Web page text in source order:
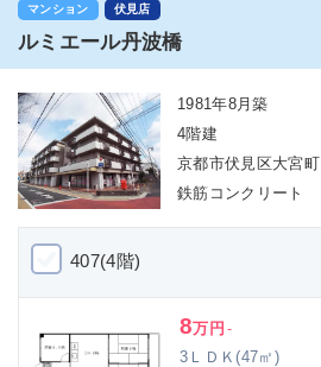
マンション 伏見店
ルミエール丹波橋
1981年8月築
4階建
京都市伏見区大宮町
鉄筋コンクリート
407(4階)
8万円 -
3ＬＤＫ(47㎡)